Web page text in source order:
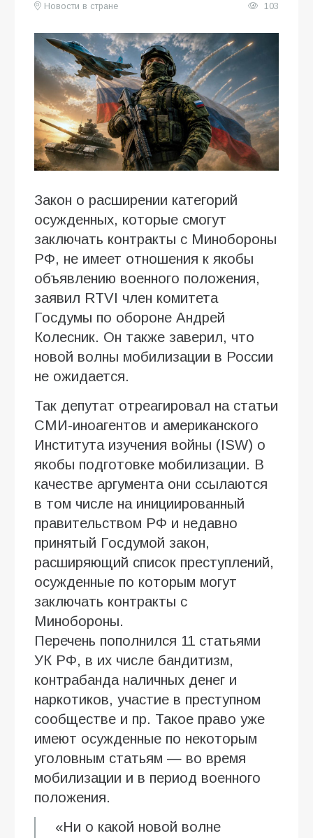
Новости в стране
103
Закон о расширении категорий
осужденных, которые смогут
заключать контракты с Минобороны
РФ, не имеет отношения к якобы
объявлению военного положения,
заявил RTVI член комитета
Госдумы по обороне Андрей
Колесник. Он также заверил, что
новой волны мобилизации в России
не ожидается.
Так депутат отреагировал на статьи
СМИ-иноагентов и американского
Института изучения войны (ISW) о
якобы подготовке мобилизации. В
качестве аргумента они ссылаются
в том числе на инициированный
правительством РФ и недавно
принятый Госдумой закон,
расширяющий список преступлений,
осужденные по которым могут
заключать контракты с
Минобороны.
Перечень пополнился 11 статьями
УК РФ, в их числе бандитизм,
контрабанда наличных денег и
наркотиков, участие в преступном
сообществе и пр. Такое право уже
имеют осужденные по некоторым
уголовным статьям — во время
мобилизации и в период военного
положения.
«Ни о какой новой волне